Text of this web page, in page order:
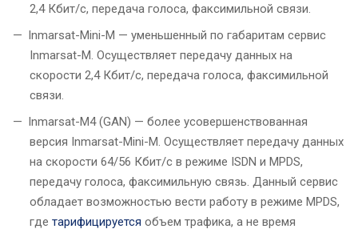
2,4 Кбит/с, передача голоса, факсимильной связи.
Inmarsat-Mini-M — уменьшенный по габаритам сервис
Inmarsat-M. Осуществляет передачу данных на
скорости 2,4 Кбит/с, передача голоса, факсимильной
связи.
Inmarsat-M4 (GAN) — более усовершенствованная
версия Inmarsat-Mini-M. Осуществляет передачу данных
на скорости 64/56 Кбит/с в режиме ISDN и MPDS,
передачу голоса, факсимильную связь. Данный сервис
обладает возможностью вести работу в режиме MPDS,
где тарифицируется объем трафика, а не время